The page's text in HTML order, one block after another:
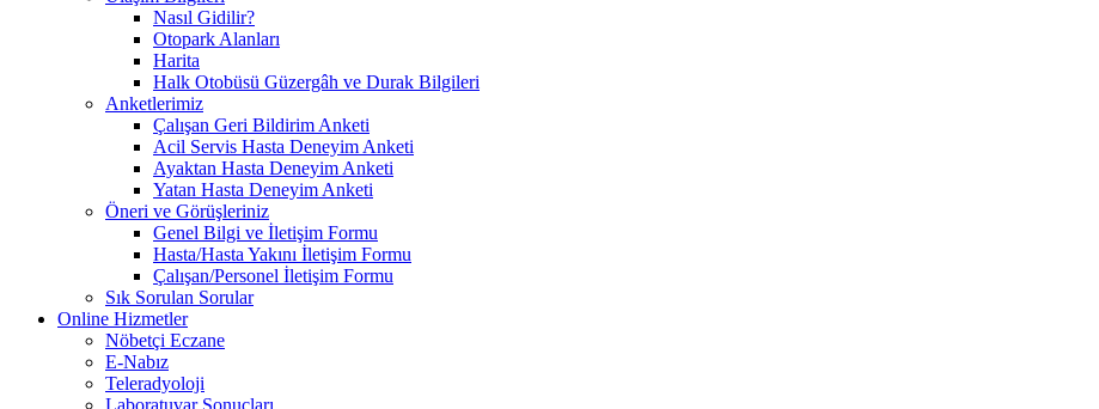
Nasıl Gidilir?
Otopark Alanları
Harita
Halk Otobüsü Güzergâh ve Durak Bilgileri
Anketlerimiz
Çalışan Geri Bildirim Anketi
Acil Servis Hasta Deneyim Anketi
Ayaktan Hasta Deneyim Anketi
Yatan Hasta Deneyim Anketi
Öneri ve Görüşleriniz
Genel Bilgi ve İletişim Formu
Hasta/Hasta Yakını İletişim Formu
Çalışan/Personel İletişim Formu
Sık Sorulan Sorular
Online Hizmetler
Nöbetçi Eczane
E-Nabız
Teleradyoloji
Laboratuvar Sonuçları